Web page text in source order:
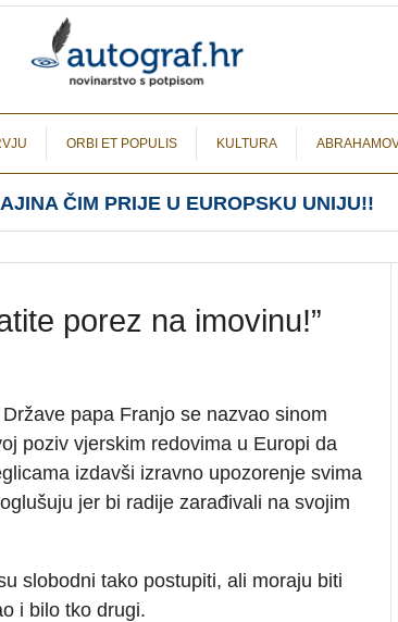
ORBI ET POPULIS KULTURA
ČIM PRIJE U EUROPSKU UNIJU!!
porez na imovinu!”
papa Franjo se nazvao sinom
poziv vjerskim redovima u Europi da
izdavši izravno upozorenje svima
jer bi radije zarađivali na svojim
slobodni tako postupiti, ali moraju biti
i bilo tko drugi.